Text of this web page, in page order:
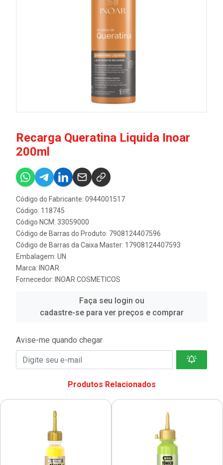
Recarga Queratina Liquida Inoar
200ml
Código do Fabricante: 0944001517
Código: 118745
Código NCM: 33059000
Código de Barras do Produto: 7908124407596
Código de Barras da Caixa Master: 17908124407593
Embalagem: UN
Marca: INOAR
Fornecedor: INOAR COSMETICOS
Faça seu login ou
cadastre-se para ver preços e comprar
Avise-me quando chegar
Produtos Relacionados